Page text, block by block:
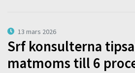
13 mars 2026
Srf konsulterna
matmoms till 6